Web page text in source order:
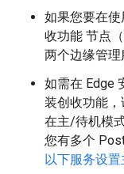
如果您要在
收功能 节点
两个边缘管
如需在 Edge
装创收功能
在主/待机模
您有多个
以下服务设